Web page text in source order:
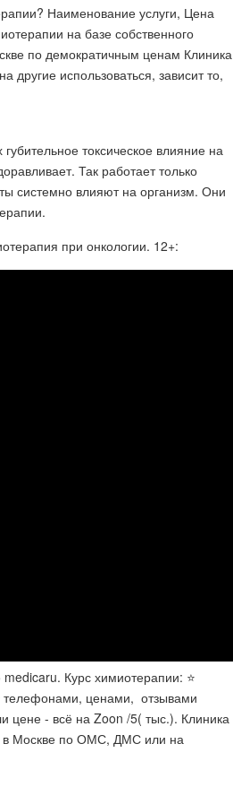
Наименование услуги, Цена
на базе собственного
по демократичным ценам Клиника
использоваться, зависит то,
токсическое влияние на
Так работает только
системно влияют на организм. Они
при онкологии. 12+:
Курс химиотерапии: ⭐️
телефонами, ценами, ️ отзывами
цене - всё на Zoon /5( тыс.). Клиника
в Москве по ОМС, ДМС или на